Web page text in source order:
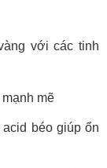
với các tinh
mẽ
béo giúp ổn